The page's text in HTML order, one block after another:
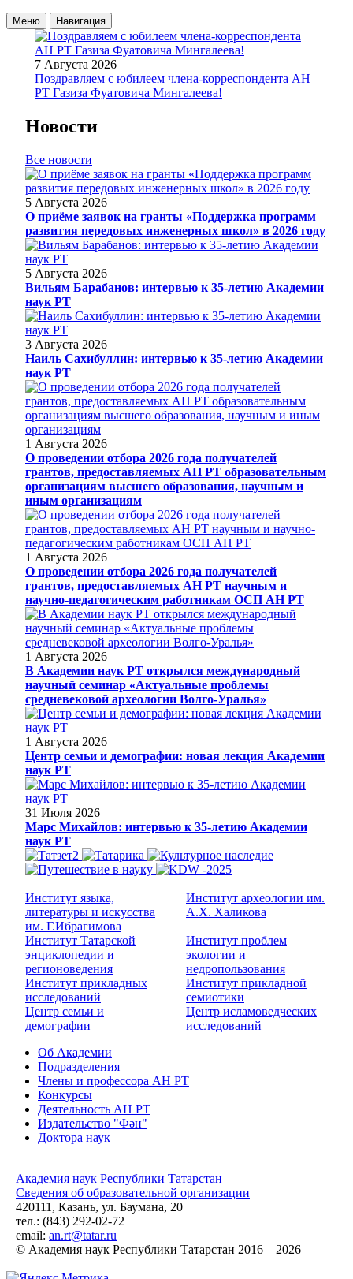
Меню Навигация
7 Августа 2026
Поздравляем с юбилеем члена-корреспондента АН
РТ Газиза Фуатовича Мингалеева!
Новости
Все новости
5 Августа 2026
О приёме заявок на гранты «Поддержка программ
развития передовых инженерных школ» в 2026 году
5 Августа 2026
Вильям Барабанов: интервью к 35-летию Академии
наук РТ
3 Августа 2026
Наиль Сахибуллин: интервью к 35-летию Академии
наук РТ
1 Августа 2026
О проведении отбора 2026 года получателей
грантов, предоставляемых АН РТ образовательным
организациям высшего образования, научным и
иным организациям
1 Августа 2026
О проведении отбора 2026 года получателей
грантов, предоставляемых АН РТ научным и
научно-педагогическим работникам ОСП АН РТ
1 Августа 2026
В Академии наук РТ открылся международный
научный семинар «Актуальные проблемы
средневековой археологии Волго-Уралья»
1 Августа 2026
Центр семьи и демографии: новая лекция Академии
наук РТ
31 Июля 2026
Марс Михайлов: интервью к 35-летию Академии
наук РТ
Институт языка,
литературы и искусства
им. Г.Ибрагимова
Институт археологии им.
А.Х. Халикова
Институт Татарской
энциклопедии и
регионоведения
Институт проблем
экологии и
недропользования
Институт прикладных
исследований
Институт прикладной
семиотики
Центр семьи и
демографии
Центр исламоведческих
исследований
Об Академии
Подразделения
Члены и профессора АН РТ
Конкурсы
Деятельность АН РТ
Издательство "Фән"
Доктора наук
Академия наук Республики Татарстан
Сведения об образовательной организации
420111, Казань, ул. Баумана, 20
тел.: (843) 292-02-72
email: an.rt@tatar.ru
© Академия наук Республики Татарстан 2016 – 2026